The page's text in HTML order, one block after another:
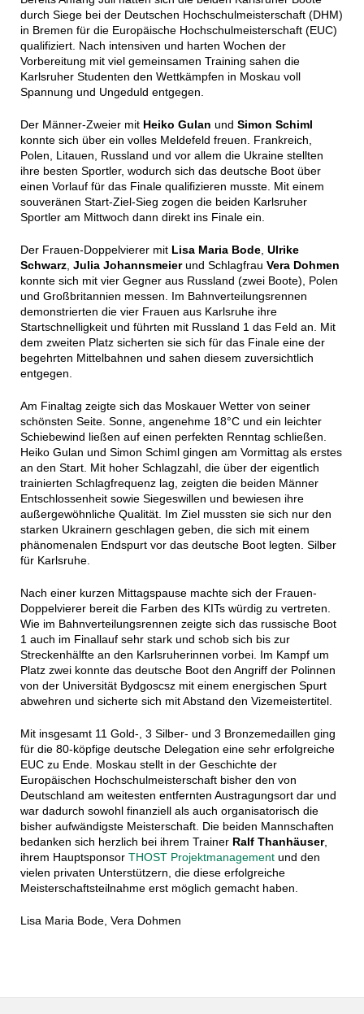
durch Siege bei der Deutschen Hochschulmeisterschaft (DHM)
in Bremen für die Europäische Hochschulmeisterschaft (EUC)
qualifiziert. Nach intensiven und harten Wochen der
Vorbereitung mit viel gemeinsamen Training sahen die
Karlsruher Studenten den Wettkämpfen in Moskau voll
Spannung und Ungeduld entgegen.
Der Männer-Zweier mit Heiko Gulan und Simon Schiml
konnte sich über ein volles Meldefeld freuen. Frankreich,
Polen, Litauen, Russland und vor allem die Ukraine stellten
ihre besten Sportler, wodurch sich das deutsche Boot über
einen Vorlauf für das Finale qualifizieren musste. Mit einem
souveränen Start-Ziel-Sieg zogen die beiden Karlsruher
Sportler am Mittwoch dann direkt ins Finale ein.
Der Frauen-Doppelvierer mit Lisa Maria Bode, Ulrike
Schwarz, Julia Johannsmeierund Schlagfrau Vera Dohmen
konnte sich mit vier Gegner aus Russland (zwei Boote), Polen
und Großbritannien messen. Im Bahnverteilungsrennen
demonstrierten die vier Frauen aus Karlsruhe ihre
Startschnelligkeit und führten mit Russland 1 das Feld an. Mit
dem zweiten Platz sicherten sie sich für das Finale eine der
begehrten Mittelbahnen und sahen diesem zuversichtlich
entgegen.
Am Finaltag zeigte sich das Moskauer Wetter von seiner
schönsten Seite. Sonne, angenehme 18°C und ein leichter
Schiebewind ließen auf einen perfekten Renntag schließen.
Heiko Gulan und Simon Schiml gingen am Vormittag als erstes
an den Start. Mit hoher Schlagzahl, die über der eigentlich
trainierten Schlagfrequenz lag, zeigten die beiden Männer
Entschlossenheit sowie Siegeswillen und bewiesen ihre
außergewöhnliche Qualität. Im Ziel mussten sie sich nur den
starken Ukrainern geschlagen geben, die sich mit einem
phänomenalen Endspurt vor das deutsche Boot legten. Silber
für Karlsruhe.
Nach einer kurzen Mittagspause machte sich der Frauen-
Doppelvierer bereit die Farben des KITs würdig zu vertreten.
Wie im Bahnverteilungsrennen zeigte sich das russische Boot
1 auch im Finallauf sehr stark und schob sich bis zur
Streckenhälfte an den Karlsruherinnen vorbei. Im Kampf um
Platz zwei konnte das deutsche Boot den Angriff der Polinnen
von der Universität Bydgoscsz mit einem energischen Spurt
abwehren und sicherte sich mit Abstand den Vizemeistertitel.
Mit insgesamt 11 Gold-, 3 Silber- und 3 Bronzemedaillen ging
für die 80-köpfige deutsche Delegation eine sehr erfolgreiche
EUC zu Ende. Moskau stellt in der Geschichte der
Europäischen Hochschulmeisterschaft bisher den von
Deutschland am weitesten entfernten Austragungsort dar und
war dadurch sowohl finanziell als auch organisatorisch die
bisher aufwändigste Meisterschaft. Die beiden Mannschaften
bedanken sich herzlich bei ihrem Trainer Ralf Thanhäuser,
ihrem Hauptsponsor THOST Projektmanagementund den
vielen privaten Unterstützern, die diese erfolgreiche
Meisterschaftsteilnahme erst möglich gemacht haben.
Lisa Maria Bode, Vera Dohmen